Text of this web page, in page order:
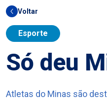
Voltar
Esporte
Só deu
Atletas do Minas são